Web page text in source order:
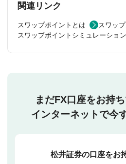
関連リンク
スワップポイントとは
スワッ
スワップポイントシミュレーション
まだFX口座をお持ち
インターネットで今
松井証券の口座をお